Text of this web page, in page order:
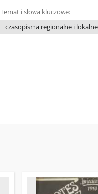
Temat i słowa kluczowe:
czasopisma regionalne i lokalne